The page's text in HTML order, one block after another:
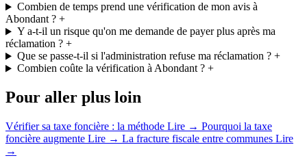
Combien de temps prend une vérification de mon avis à
Abondant ? +
Y a-t-il un risque qu'on me demande de payer plus après ma
réclamation ? +
Que se passe-t-il si l'administration refuse ma réclamation ?+
Combien coûte la vérification à Abondant ?+
Pour aller plus loin
Vérifier sa taxe foncière : la méthode Lire → Pourquoi la taxe
foncière augmente Lire → La fracture fiscale entre communes Lire
→